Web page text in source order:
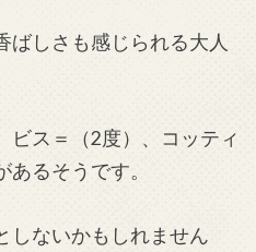
ばしさも感じられる大人
ビス＝（2度）、コッティ
るそうです。
しないかもしれません